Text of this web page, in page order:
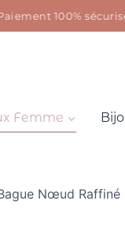
100% sécurisé ·
Femme
Nœud Raffiné